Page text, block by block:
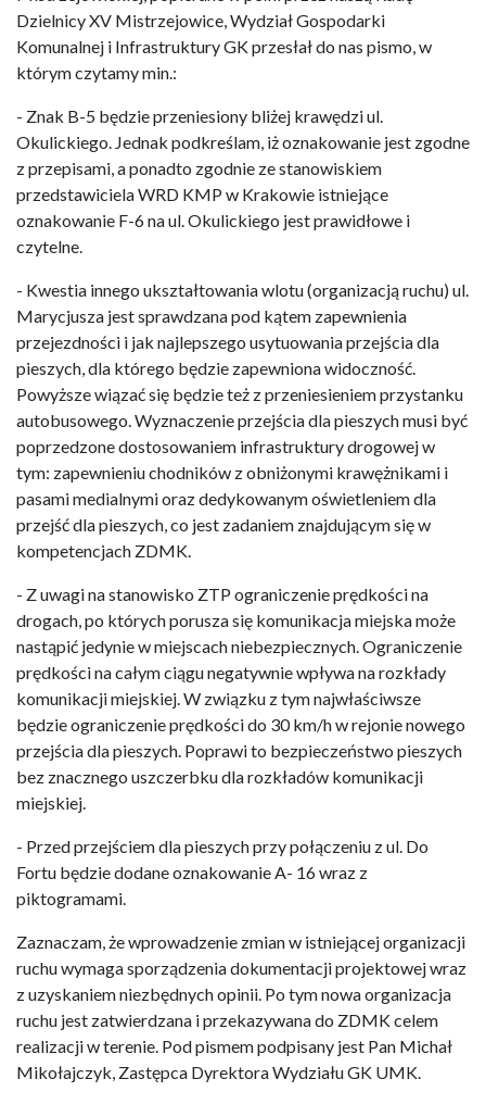
Dzielnicy XV Mistrzejowice, Wydział Gospodarki
Komunalnej i Infrastruktury GK przesłał do nas pismo, w
którym czytamy min.:
- Znak B-5 będzie przeniesiony bliżej krawędzi ul.
Okulickiego. Jednak podkreślam, iż oznakowanie jest zgodne
z przepisami, a ponadto zgodnie ze stanowiskiem
przedstawiciela WRD KMP w Krakowie istniejące
oznakowanie F-6 na ul. Okulickiego jest prawidłowe i
czytelne.
- Kwestia innego ukształtowania wlotu (organizacją ruchu) ul.
Marycjusza jest sprawdzana pod kątem zapewnienia
przejezdności i jak najlepszego usytuowania przejścia dla
pieszych, dla którego będzie zapewniona widoczność.
Powyższe wiązać się będzie też z przeniesieniem przystanku
autobusowego. Wyznaczenie przejścia dla pieszych musi być
poprzedzone dostosowaniem infrastruktury drogowej w
tym: zapewnieniu chodników z obniżonymi krawężnikami i
pasami medialnymi oraz dedykowanym oświetleniem dla
przejść dla pieszych, co jest zadaniem znajdującym się w
kompetencjach ZDMK.
- Z uwagi na stanowisko ZTP ograniczenie prędkości na
drogach, po których porusza się komunikacja miejska może
nastąpić jedynie w miejscach niebezpiecznych. Ograniczenie
prędkości na całym ciągu negatywnie wpływa na rozkłady
komunikacji miejskiej. W związku z tym najwłaściwsze
będzie ograniczenie prędkości do 30 km/h w rejonie nowego
przejścia dla pieszych. Poprawi to bezpieczeństwo pieszych
bez znacznego uszczerbku dla rozkładów komunikacji
miejskiej.
- Przed przejściem dla pieszych przy połączeniu z ul. Do
Fortu będzie dodane oznakowanie A- 16 wraz z
piktogramami.
Zaznaczam, że wprowadzenie zmian w istniejącej organizacji
ruchu wymaga sporządzenia dokumentacji projektowej wraz
z uzyskaniem niezbędnych opinii. Po tym nowa organizacja
ruchu jest zatwierdzana i przekazywana do ZDMK celem
realizacji w terenie. Pod pismem podpisany jest Pan Michał
Mikołajczyk, Zastępca Dyrektora Wydziału GK UMK.